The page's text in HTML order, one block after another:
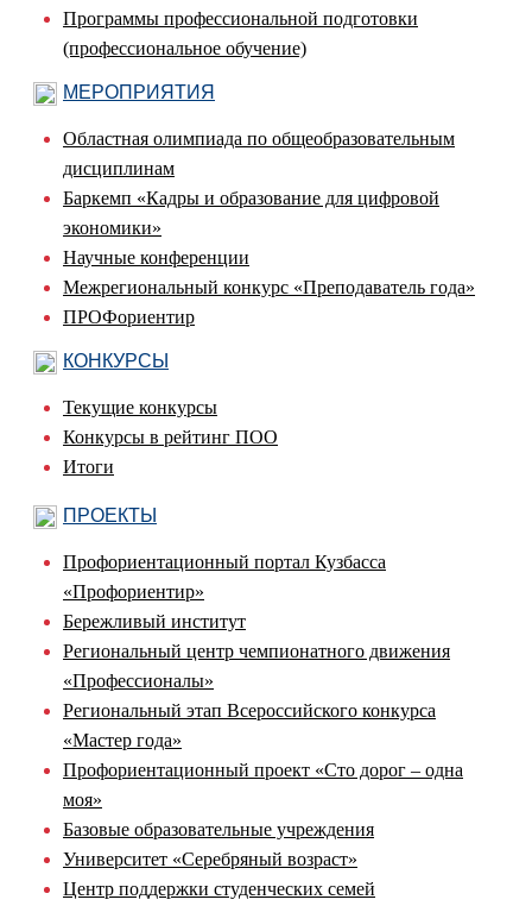
Программы профессиональной подготовки
(профессиональное обучение)
МЕРОПРИЯТИЯ
Областная олимпиада по общеобразовательным
дисциплинам
Баркемп «Кадры и образование для цифровой
экономики»
Научные конференции
Межрегиональный конкурс «Преподаватель года»
ПРОФориентир
КОНКУРСЫ
Текущие конкурсы
Конкурсы в рейтинг ПОО
Итоги
ПРОЕКТЫ
Профориентационный портал Кузбасса
«Профориентир»
Бережливый институт
Региональный центр чемпионатного движения
«Профессионалы»
Региональный этап Всероссийского конкурса
«Мастер года»
Профориентационный проект «Сто дорог – одна
моя»
Базовые образовательные учреждения
Университет «Серебряный возраст»
Центр поддержки студенческих семей